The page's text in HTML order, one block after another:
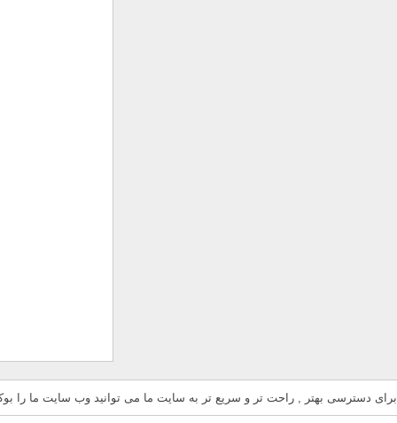
برای دسترسی بهتر , راحت تر و سریع تر به سایت ما می توانید وب سایت ما را